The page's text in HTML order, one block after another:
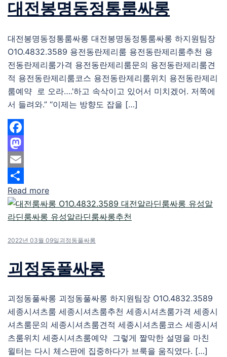
대전봉명동정통룸싸롱
대전봉명동정통룸싸롱 대전봉명동정통룸싸롱 하지원팀장
O1O.4832.3589 용전동란제리룸 용전동란제리룸추천 용
전동란제리룸가격 용전동란제리룸문의 용전동란제리룸견
적 용전동란제리룸코스 용전동란제리룸위치 용전동란제리
룸예약 로 오라….’하고 속삭이고 있어서 미치겠어. 저쪽에
서 들려와.” “이제는 방향도 잡을 […]
Facebook
Mastodon
Email
Share
Read more
2022년 03월 09일 괴정동풀싸롱
괴정동풀싸롱
괴정동풀싸롱 괴정동풀싸롱 하지원팀장 O1O.4832.3589
세종시셔츠룸 세종시셔츠룸추천 세종시셔츠룸가격 세종시
셔츠룸문의 세종시셔츠룸견적 세종시셔츠룸코스 세종시셔
츠룸위치 세종시셔츠룸예약 그렇게 짤막한 설명을 마친
윌터는 다시 체스판에 집중하다가 브룩을 움직였다. […]